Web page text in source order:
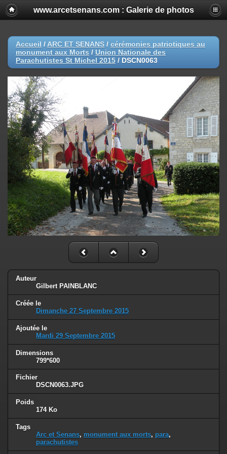
www.arcetsenans.com : Galerie de photos
Accueil / ARC ET SENANS / cérémonies patriotiques au
monument aux Morts / Union Nationale des
Parachutistes St Michel 2015 / DSCN0063
Auteur
Gilbert PAINBLANC
Créée le
Dimanche 27 Septembre 2015
Ajoutée le
Mardi 29 Septembre 2015
Dimensions
799*600
Fichier
DSCN0063.JPG
Poids
174 Ko
Tags
Arc et Senans, monument aux morts, para,
parachutistes